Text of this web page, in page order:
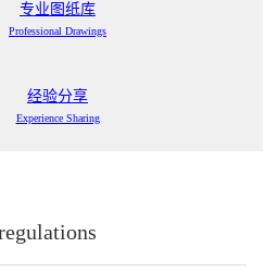
专业图纸库
Professional Drawings
经验分享
Experience Sharing